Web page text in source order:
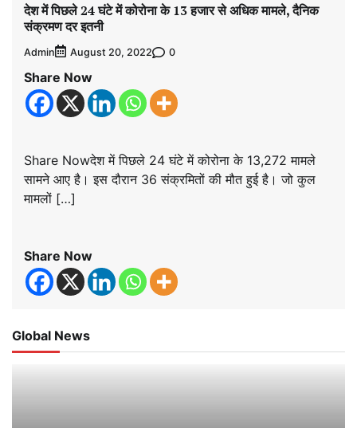
देश में पिछले 24 घंटे में कोरोना के 13 हजार से अधिक मामले, दैनिक
संक्रमण दर इतनी
Admin August 20, 2022 0
Share Now
Share Nowदेश में पिछले 24 घंटे में कोरोना के 13,272 मामले
सामने आए है। इस दौरान 36 संक्रमितों की मौत हुई है। जो कुल
मामलों […]
Share Now
Global News